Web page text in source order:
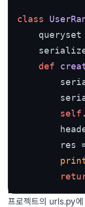
class
queryset
def
self
res
프로젝트의 urls.py에